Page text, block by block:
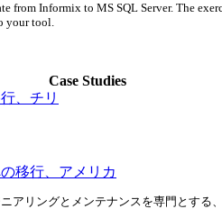
from Informix to MS SQL Server. The
your tool.
Case Studies
、チリ
移行、アメリカ
アリングとメンテナンスを専門とする